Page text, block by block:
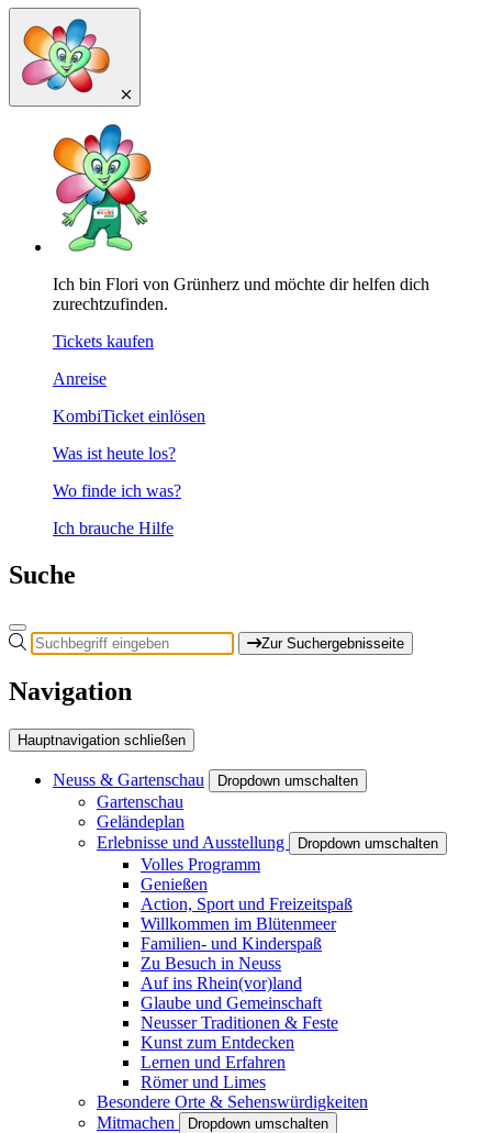
Ich bin Flori von Grünherz und möchte dir helfen dich
zurechtzufinden.
Tickets kaufen
Anreise
KombiTicket einlösen
Was ist heute los?
Wo finde ich was?
Ich brauche Hilfe
Suche
Zur Suchergebnisseite
Navigation
Hauptnavigation schließen
Neuss & Gartenschau Dropdown umschalten
Gartenschau
Geländeplan
Erlebnisse und Ausstellung
Dropdown umschalten
Volles Programm
Genießen
Action, Sport und Freizeitspaß
Willkommen im Blütenmeer
Familien- und Kinderspaß
Zu Besuch in Neuss
Auf ins Rhein(vor)land
Glaube und Gemeinschaft
Neusser Traditionen & Feste
Kunst zum Entdecken
Lernen und Erfahren
Römer und Limes
Besondere Orte & Sehenswürdigkeiten
Mitmachen
Dropdown umschalten